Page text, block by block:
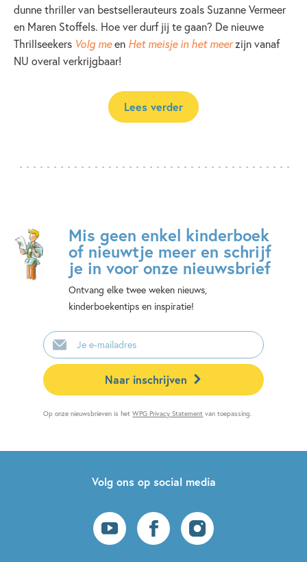
dunne thriller van bestsellerauteurs zoals Suzanne Vermeer
en Maren Stoffels. Hoe ver durf jij te gaan? De nieuwe
Thrillseekers Volg meen Het meisje in het meerzijn vanaf
NU overal verkrijgbaar!
Lees verder
Mis geen enkel kinderboek
of nieuwtje meer en schrijf
je in voor onze nieuwsbrief
Ontvang elke twee weken nieuws,
kinderboekentips en inspiratie!
E-
mailadres
Naar inschrijven
Op onze nieuwsbrieven is hetWPG Privacy Statement van toepassing.
Volg ons op social media